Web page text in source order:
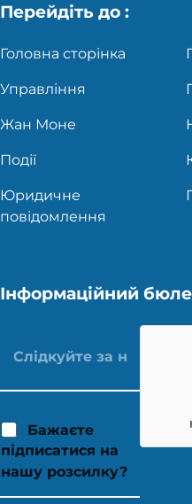
Перейдіть до :
Головна сторінка
Управління
Жан Моне
Події
Юридичне
повідомлення
Інформаційний
Бажаєте
підписатися на
нашу розсилку?